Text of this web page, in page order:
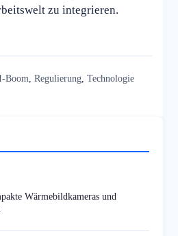
zu integrieren.
Boom Regulierung Technologie
Wärmebildkameras und